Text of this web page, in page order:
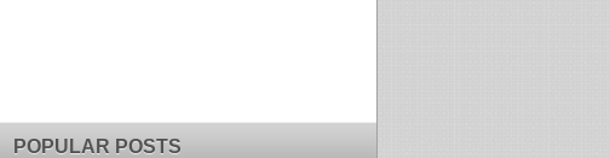
POPULAR POSTS